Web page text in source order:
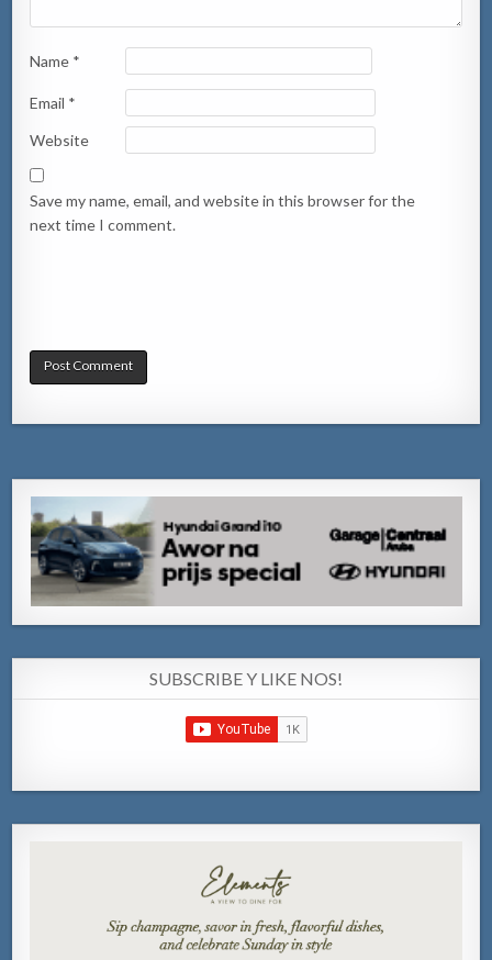
Name *
Email *
Website
Save my name, email, and website in this browser for the
next time I comment.
SUBSCRIBE Y LIKE NOS!